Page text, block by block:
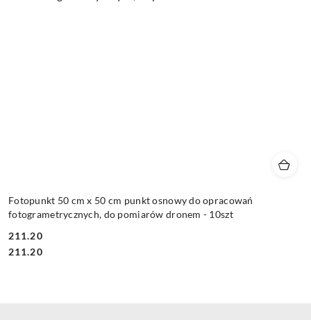
Fotopunkt 50 cm x 50 cm punkt osnowy do opracowań
fotogrametrycznych, do pomiarów dronem - 10szt
Cena:
211.20
Cena:
211.20